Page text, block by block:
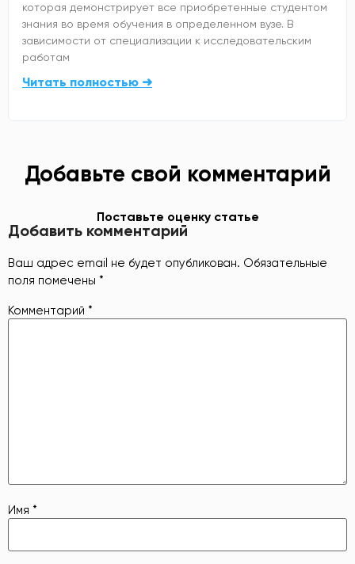
которая демонстрирует все приобретенные студентом
знания во время обучения в определенном вузе. В
зависимости от специализации к исследовательским
работам
Читать полностью ➜
Добавьте свой комментарий
Поставьте оценку статье
Добавить комментарий
Ваш адрес email не будет опубликован. Обязательные
поля помечены *
Комментарий *
Имя *